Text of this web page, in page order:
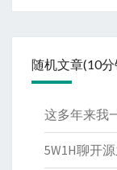
随机文章(10
这多年来我
5W1H聊开